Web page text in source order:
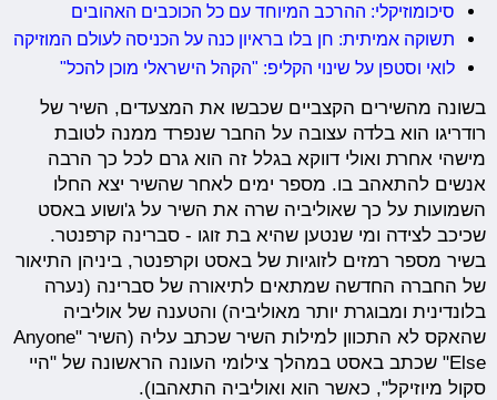
סיכומוזיקלי: ההרכב המיוחד עם כל הכוכבים האהובים
תשוקה אמיתית: חן בלו בראיון כנה על הכניסה לעולם המוזיקה
לואי וסטפן על שינוי הקליפ: "הקהל הישראלי מוכן להכל"
בשונה מהשירים הקצביים שכבשו את המצעדים, השיר של
רודריגו הוא בלדה עצובה על החבר שנפרד ממנה לטובת
מישהי אחרת ואולי דווקא בגלל זה הוא גרם לכל כך הרבה
אנשים להתאהב בו. מספר ימים לאחר שהשיר יצא החלו
השמועות על כך שאוליביה שרה את השיר על ג'ושוע באסט
שכיכב לצידה ומי שנטען שהיא בת זוגו - סברינה קרפנטר.
בשיר מספר רמזים לזוגיות של באסט וקרפנטר, ביניהן התיאור
של החברה החדשה שמתאים לתיאורה של סברינה (נערה
בלונדינית ומבוגרת יותר מאוליביה) והטענה של אוליביה
שהאקס לא התכוון למילות השיר שכתב עליה (השיר "Anyone
Else" שכתב באסט במהלך צילומי העונה הראשונה של "היי
סקול מיוזיקל", כאשר הוא ואוליביה התאהבו).